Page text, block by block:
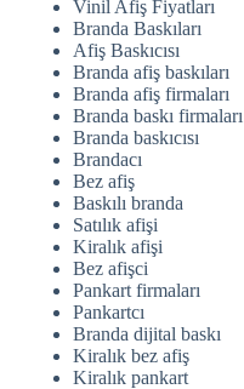
Vinil Afiş Fiyatları
Branda Baskıları
Afiş Baskıcısı
Branda afiş baskıları
Branda afiş firmaları
Branda baskı firmaları
Branda baskıcısı
Brandacı
Bez afiş
Baskılı branda
Satılık afişi
Kiralık afişi
Bez afişci
Pankart firmaları
Pankartcı
Branda dijital baskı
Kiralık bez afiş
Kiralık pankart